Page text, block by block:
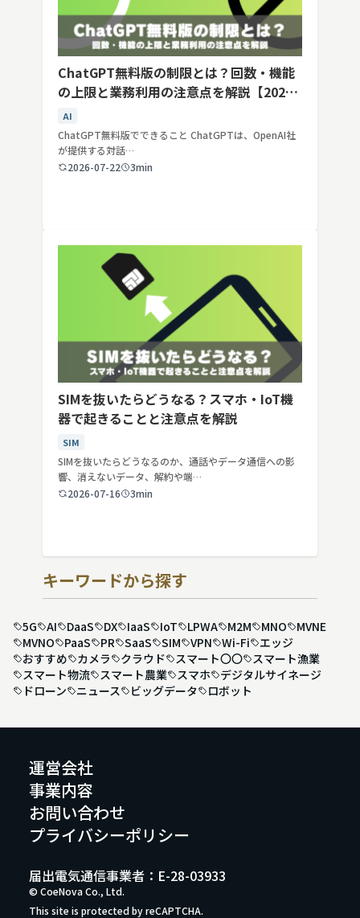
ChatGPT無料版の制限とは？回数・機能
の上限と業務利用の注意点を解説【2026
年最新】
AI
ChatGPT無料版でできること ChatGPTは、OpenAI社
が提供する対話…
2026-07-22
3min
SIMを抜いたらどうなる？スマホ・IoT機
器で起きることと注意点を解説
SIM
SIMを抜いたらどうなるのか、通話やデータ通信への影
響、消えないデータ、解約や端…
2026-07-16
3min
キーワードから探す
5G AI DaaS DX IaaS IoT LPWA M2M MNO
MVNE
MVNO
PaaS PR SaaS SIM VPN Wi-Fi
エッジ
おすすめ
カメラ クラウド スマート〇〇
スマート漁業
スマート物流
スマート農業 スマホ
デジタルサイネージ
ドローン
ニュース ビッグデータ ロボット
運営会社
事業内容
お問い合わせ
プライバシーポリシー
© CoeNova Co., Ltd.
This site is protected by reCAPTCHA.
届出電気通信事業者：E-28-03933